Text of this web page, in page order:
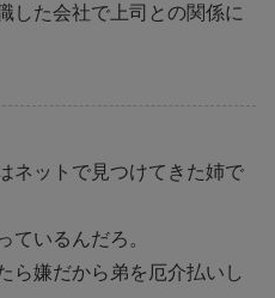
した会社で上司との関係に
ネットで見つけてきた姉で
ているんだろ。
ら嫌だから弟を厄介払いし